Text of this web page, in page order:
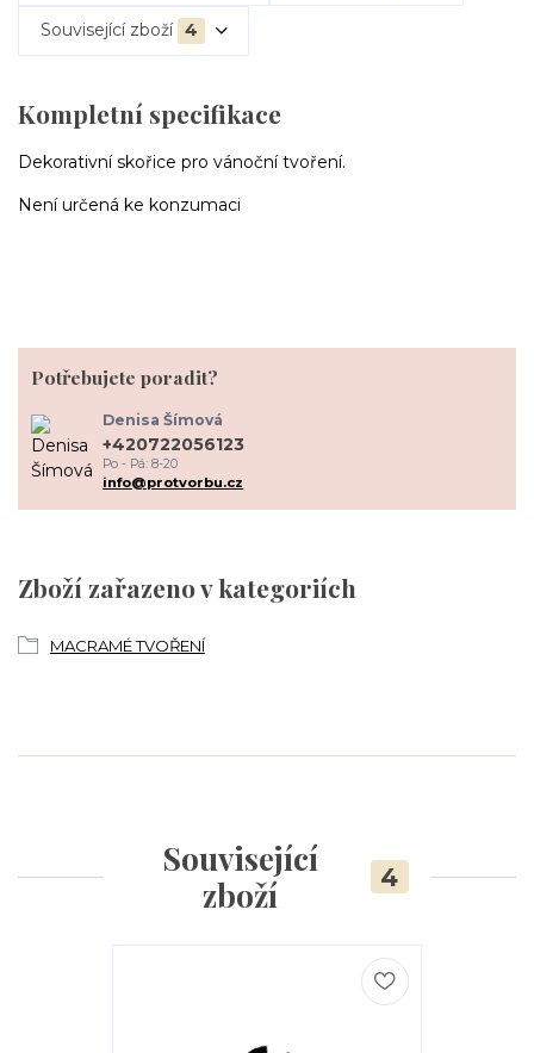
Související zboží 4
Kompletní specifikace
Dekorativní skořice pro vánoční tvoření.
Není určená ke konzumaci
Zboží zařazeno v kategoriích
MACRAMÉ TVOŘENÍ
Potřebujete poradit?
Denisa Šímová
+420722056123
Po - Pá: 8-20
info@protvorbu.cz
Související
zboží
4